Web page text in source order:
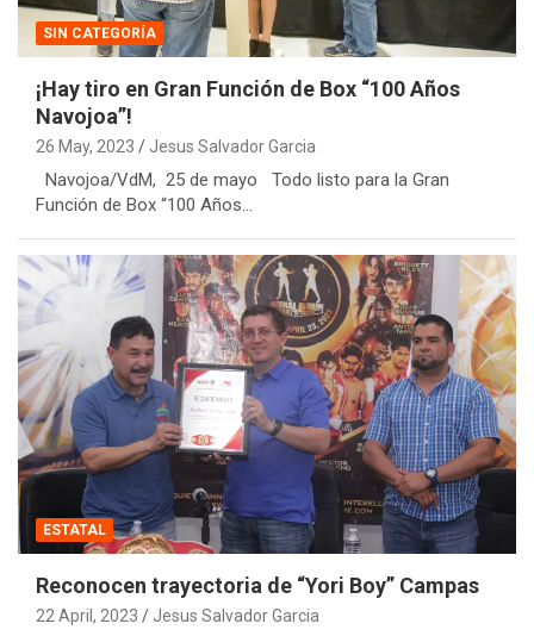
SIN CATEGORÍA
¡Hay tiro en Gran Función de Box “100 Años
Navojoa”!
26 May, 2023 Jesus Salvador Garcia
Navojoa/VdM, 25 de mayo Todo listo para la Gran
Función de Box “100 Años…
ESTATAL
Reconocen trayectoria de “Yori Boy” Campas
22 April, 2023 Jesus Salvador Garcia